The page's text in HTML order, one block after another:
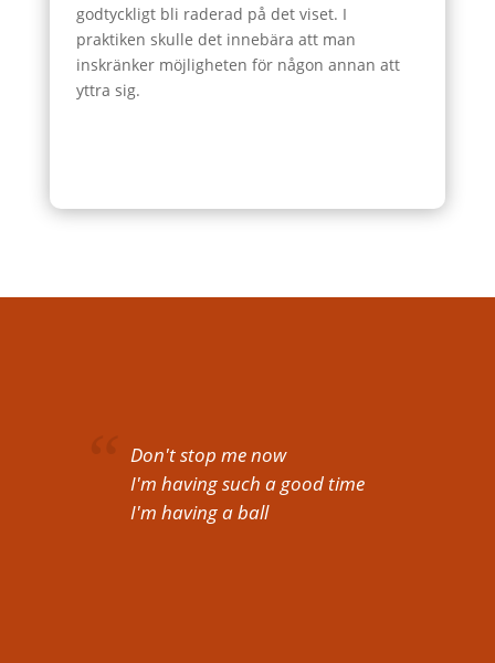
godtyckligt bli raderad på det viset. I
praktiken skulle det innebära att man
inskränker möjligheten för någon annan att
yttra sig.
Don't stop me now
I'm having such a good time
I'm having a ball